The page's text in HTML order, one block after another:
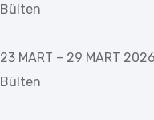
Bülten
23 MART – 29 MART
Bülten